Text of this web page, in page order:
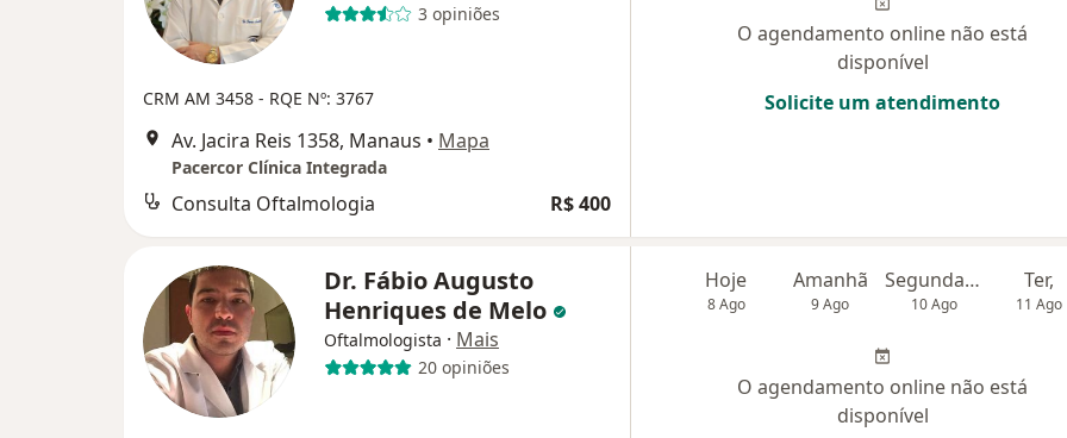
3 opiniões
CRM AM 3458 - RQE Nº: 3767
Av. Jacira Reis 1358, Manaus • Mapa
Pacercor Clínica Integrada
Consulta Oftalmologia R$ 400
O agendamento online não está
disponível
Solicite um atendimento
Dr. Fábio Augusto
Henriques de Melo
Oftalmologista · Mais
20 opiniões
Hoje
8 Ago
Amanhã
9 Ago
Segunda-feira
10 Ago
Ter,
11 Ago
O agendamento online não está
disponível